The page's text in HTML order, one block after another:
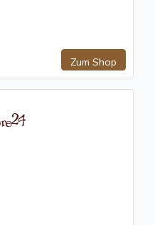
Zum Shop